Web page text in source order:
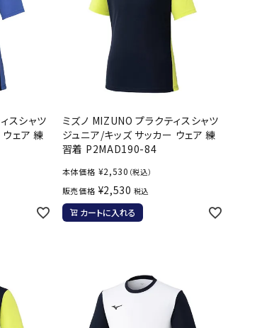
ューズ
・シューズ
ア
習着
（守備用手袋）
ング
テニスバッグ
テニスウェア
キャップ・バイザー
ボール（テニス）
シューズ
ウェア
バレーボールシューズ
バレーボールウェア
ニング・陸上ソックス
ス・バドミントンソックス
ソックス
ケットソックス
ボールソックス
キングソックス
ーソックス
ニング・ジム・カジュアル
サンバイザー
ニット帽・ビーニー
その他キャップ
G-FIT gol. GOSEN
hummel JFIT le coq sportif
Marble
スシャツ
ェア 練
ミズノ MIZUNO プラクティスシャツ
ジュニア/キッズ サッカー ウェア 練
習着 P2MAD190-84
本体価格 ¥2,530 （税込）
販売価格 ¥2,530 税込
カートに入れる